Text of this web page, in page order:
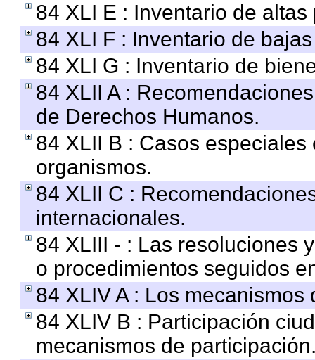
84 XLI E : Inventario de
84 XLI F : Inventario de
84 XLI G : Inventario de
84 XLII A :
de Derechos Humanos.
84 XLII B : Casos
organismos.
84 XLII C :
internacionales.
84 XLIII - : Las resoluciones
o procedimientos seguidos
84 XLIV A : Los
84 XLIV B : Participación
mecanismos de